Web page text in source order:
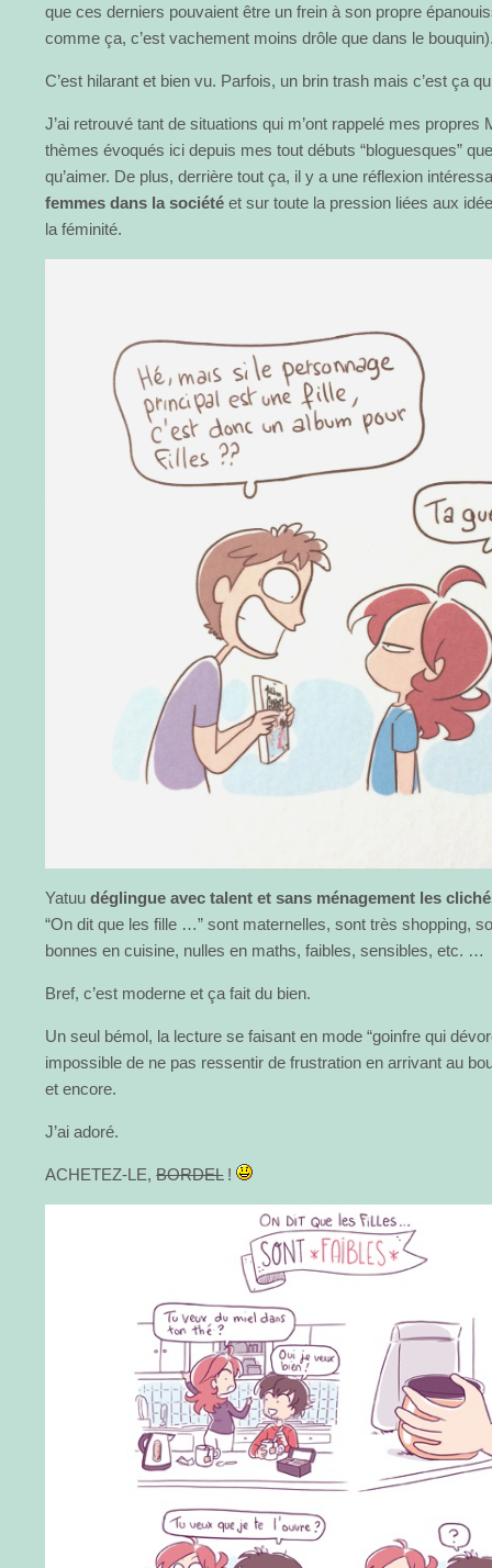
que ces derniers pouvaient être un frein à son propre
comme ça, c’est vachement moins drôle que dans le
C’est hilarant et bien vu. Parfois, un brin trash mais c’est ça
J’ai retrouvé tant de situations qui m’ont rappelé mes propres
thèmes évoqués ici depuis mes tout débuts “bloguesques”
qu’aimer. De plus, derrière tout ça, il y a une réflexion
femmes dans la société et sur toute la pression liées aux
la féminité.
Yatuudéglingue avec talent et sans ménagement les
“On dit que les fille …” sont maternelles, sont très shopping,
bonnes en cuisine, nulles en maths, faibles, sensibles, etc. …
Bref, c’est moderne et ça fait du bien.
Un seul bémol, la lecture se faisant en mode “goinfre qui
impossible de ne pas ressentir de frustration en arrivant au
et encore.
J’ai adoré.
ACHETEZ-LE,BORDEL!